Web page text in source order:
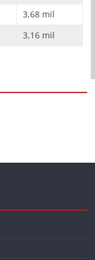
3,68 mil
3,16 mil